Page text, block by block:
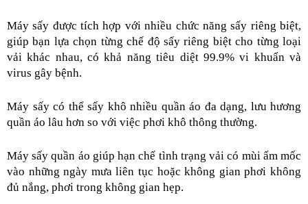
Máy sấy được tích hợp với nhiều chức năng sấy riêng biệt,
giúp bạn lựa chọn từng chế độ sấy riêng biệt cho từng loại
vải khác nhau, có khả năng tiêu diệt 99.9% vi khuẩn và
virus gây bệnh.
Máy sấy có thể sấy khô nhiều quần áo đa dạng, lưu hương
quần áo lâu hơn so với việc phơi khô thông thường.
Máy sấy quần áo giúp hạn chế tình trạng vải có mùi ẩm mốc
vào những ngày mưa liên tục hoặc không gian phơi không
đủ nắng, phơi trong không gian hẹp.